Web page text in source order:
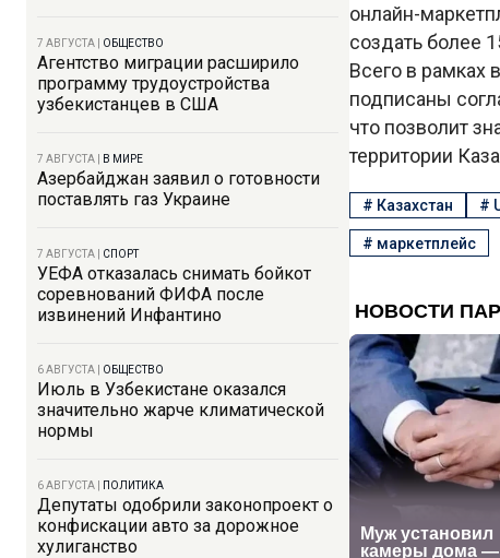
7 АВГУСТА ОБЩЕСТВО
Агентство миграции расширило
программу трудоустройства
узбекистанцев в США
7 АВГУСТА В МИРЕ
Азербайджан заявил о готовности
поставлять газ Украине
7 АВГУСТА СПОРТ
УЕФА отказалась снимать бойкот
соревнований ФИФА после
извинений Инфантино
6 АВГУСТА ОБЩЕСТВО
Июль в Узбекистане оказался
значительно жарче климатической
нормы
6 АВГУСТА ПОЛИТИКА
Депутаты одобрили законопроект о
конфискации авто за дорожное
хулиганство
онлайн-
создать более
Всего в рамках
подписаны
что позволит
территории
# Казахстан #
# маркетплейс